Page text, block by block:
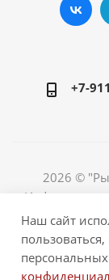
+7-
2026 ©
Информация
правах.
Сергей
Наш сайт